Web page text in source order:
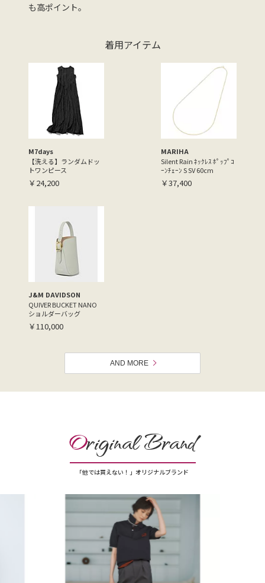
も高ポイント。
着用アイテム
M7days
【洗える】ランダムドッ
トワンピース
￥24,200
MARIHA
Silent Rain ﾈｯｸﾚｽ ﾎﾟｯﾌﾟｺ
ｰﾝﾁｪｰﾝ S SV 60cm
￥37,400
J&M DAVIDSON
QUIVER BUCKET NANO
ショルダーバッグ
￥110,000
AND MORE
Original Brand
「他では買えない！」オリジナルブランド